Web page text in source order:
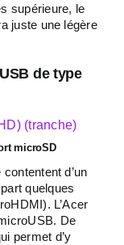
supérieure, le
juste une légère
de type
microSD
d’un
quelques
L’Acer
De
permet d’y